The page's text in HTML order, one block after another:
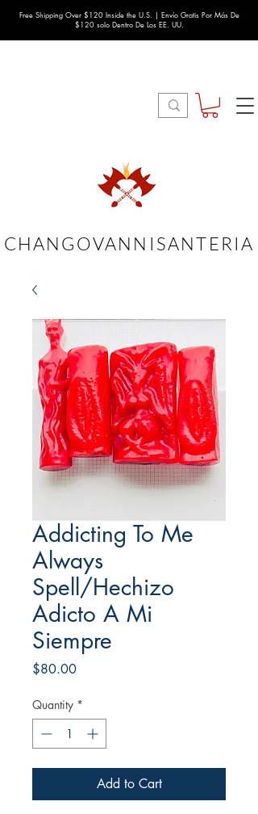
Free Shipping Over $120 Inside the U.S. | Envío Gratis Por Más De
$120 solo Dentro De Los EE. UU.
CHANGOVANNISANTERIA
Addicting To Me
Always
Spell/Hechizo
Adicto A Mi
Siempre
$80.00Price
Quantity *
Add to Cart